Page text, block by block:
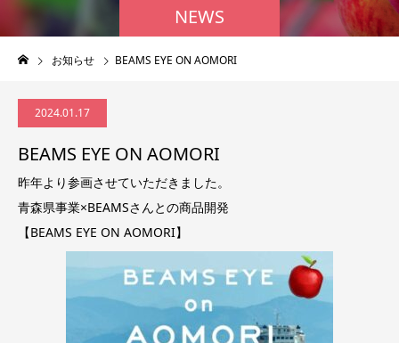
NEWS
お知らせ BEAMS EYE ON AOMORI
2024.01.17
BEAMS EYE ON AOMORI
昨年より参画させていただきました。
青森県事業×BEAMSさんとの商品開発
【BEAMS EYE ON AOMORI】